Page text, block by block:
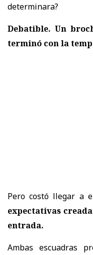
determinara?
Debatible. Un
terminó con la
Pero costó llegar a
expectativas
entrada.
Ambas escuadras